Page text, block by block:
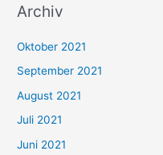
c
n
n
a
c
Archiv
Oktober 2021
September 2021
August 2021
Juli 2021
Juni 2021